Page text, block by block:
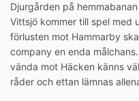
Djurgården på
Vittsjö kommer till spel med
förlusten mot Hammarby
company en enda
vända mot Häcken känns
råder och ettan lämnas